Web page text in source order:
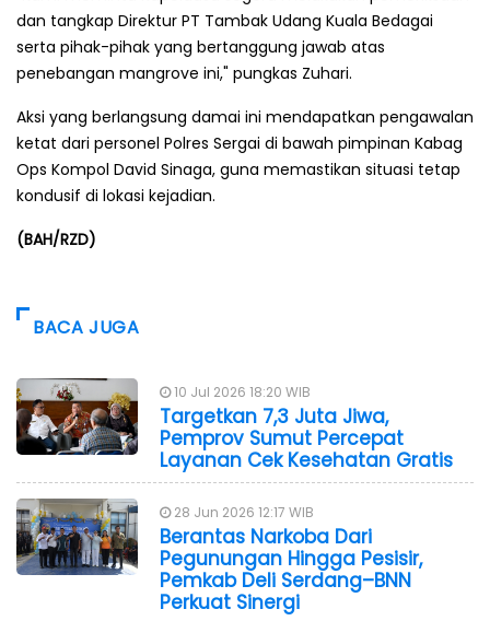
dan tangkap Direktur PT Tambak Udang Kuala Bedagai
serta pihak-pihak yang bertanggung jawab atas
penebangan mangrove ini," pungkas Zuhari.
Aksi yang berlangsung damai ini mendapatkan pengawalan
ketat dari personel Polres Sergai di bawah pimpinan Kabag
Ops Kompol David Sinaga, guna memastikan situasi tetap
kondusif di lokasi kejadian.
(BAH/RZD)
BACA JUGA
10 Jul 2026 18:20 WIB
Targetkan 7,3 Juta Jiwa,
Pemprov Sumut Percepat
Layanan Cek Kesehatan Gratis
28 Jun 2026 12:17 WIB
Berantas Narkoba Dari
Pegunungan Hingga Pesisir,
Pemkab Deli Serdang–BNN
Perkuat Sinergi